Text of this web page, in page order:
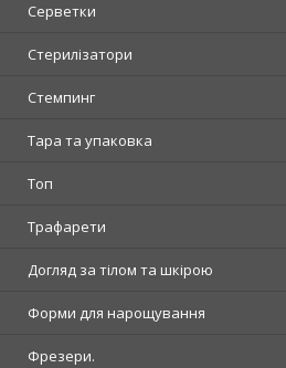
Серветки
Стерилізатори
Стемпинг
Тара та упаковка
Топ
Трафарети
Догляд за тілом та шкірою
Форми для нарощування
Фрезери.